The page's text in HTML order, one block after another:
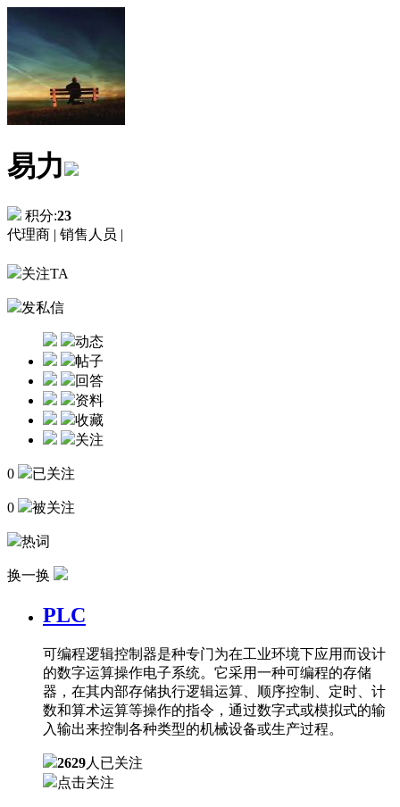
易力
积分:23
代理商 | 销售人员 |
关注TA
发私信
动态
帖子
回答
资料
收藏
关注
0 已关注
0 被关注
热词
换一换
PLC
可编程逻辑控制器是种专门为在工业环境下应用而设计
的数字运算操作电子系统。它采用一种可编程的存储
器，在其内部存储执行逻辑运算、顺序控制、定时、计
数和算术运算等操作的指令，通过数字式或模拟式的输
入输出来控制各种类型的机械设备或生产过程。
2629人已关注
点击关注